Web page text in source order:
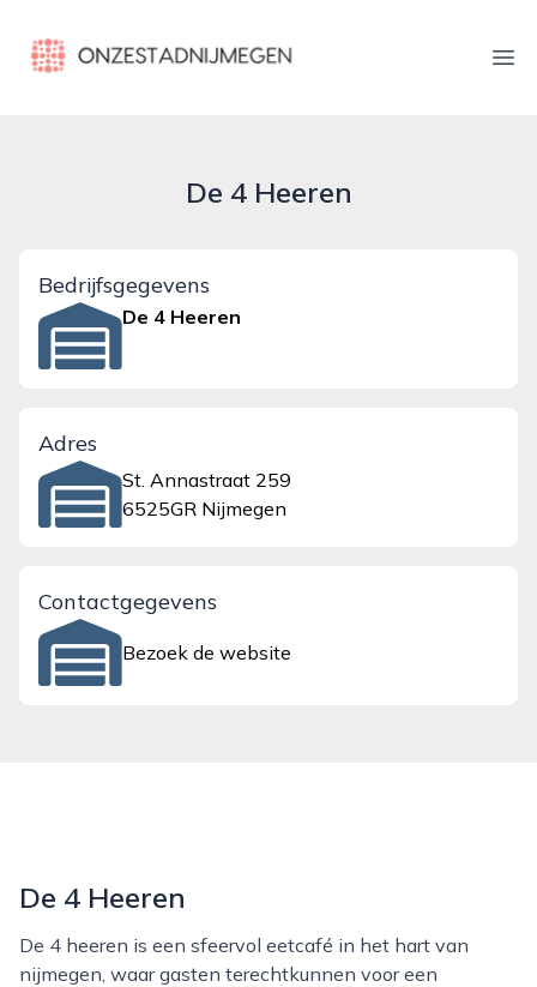
onzestadnijmegen.nl
De 4 Heeren
Bedrijfsgegevens
De 4 Heeren
Adres
St. Annastraat 259
6525GR Nijmegen
Contactgegevens
Bezoek de website
De 4 Heeren
De 4 heeren is een sfeervol eetcafé in het hart van
nijmegen, waar gasten terechtkunnen voor een